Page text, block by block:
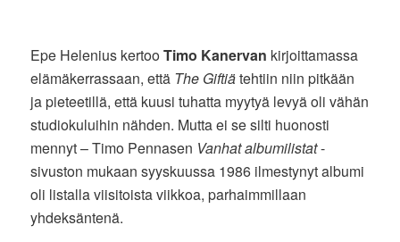
Epe Helenius kertooTimo Kanervan kirjoittamassa
elämäkerrassaan, että The Giftiätehtiin niin pitkään
ja pieteetillä, että kuusi tuhatta myytyä levyä oli vähän
studiokuluihin nähden. Mutta ei se silti huonosti
mennyt – Timo Pennasen Vanhat albumilistat-
sivuston mukaan syyskuussa 1986 ilmestynyt albumi
oli listalla viisitoista viikkoa, parhaimmillaan
yhdeksäntenä.